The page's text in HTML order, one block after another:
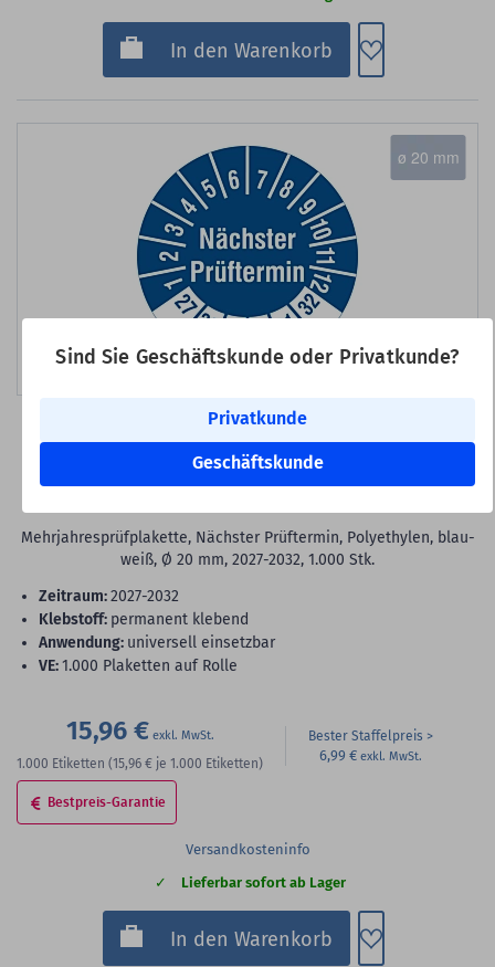
Sind Sie Geschäftskunde oder Privatkunde?
Privatkunde
Geschäftskunde
In den Warenkorb Zum
ø 20 mm
Prüfplakette 'Nächster Prüftermin', 2027-
Mehrjahresprüfplakette, Nächster Prüftermin, Polyethylen, blau-
weiß, Ø 20 mm, 2027-2032, 1.000 Stk.
Zeitraum:2027-2032
Klebstoff: permanent klebend
Anwendung: universell einsetzbar
VE:1.000 Plaketten auf Rolle
15,96 €
1.000 Etiketten (15,96 € je 1.000 Etiketten)
Bester Staffelpreis
6,99 €
Bestpreis-Garantie
Versandkosteninfo
Lieferbar sofort ab Lager
In den Warenkorb Zum